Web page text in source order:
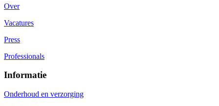
Over
Vacatures
Press
Professionals
Informatie
Onderhoud en verzorging